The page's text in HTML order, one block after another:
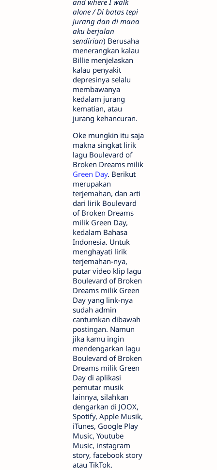
alone / Di batas tepi
jurang dan di mana
aku berjalan
sendirian) Berusaha
menerangkan kalau
Billie menjelaskan
kalau penyakit
depresinya selalu
membawanya
kedalam jurang
kematian, atau
jurang kehancuran.
Oke mungkin itu saja
makna singkat lirik
lagu Boulevard of
Broken Dreams milik
Green Day. Berikut
merupakan
terjemahan, dan arti
dari lirik Boulevard
of Broken Dreams
milik Green Day,
kedalam Bahasa
Indonesia. Untuk
menghayati lirik
terjemahan-nya,
putar video klip lagu
Boulevard of Broken
Dreams milik Green
Day yang link-nya
sudah admin
cantumkan dibawah
postingan. Namun
jika kamu ingin
mendengarkan lagu
Boulevard of Broken
Dreams milik Green
Day di aplikasi
pemutar musik
lainnya, silahkan
dengarkan di JOOX,
Spotify, Apple Musik,
iTunes, Google Play
Music, Youtube
Music, instagram
story, facebook story
atau TikTok.